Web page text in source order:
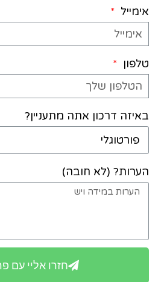
אימייל
טלפון
באיזה דרכון אתה מתעניין?
הערות? (לא חובה)
חזרו אליי עם